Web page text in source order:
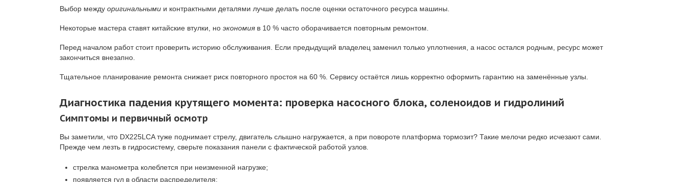
Выбор между оригинальными и контрактными деталями лучше делать после оценки остаточного ресурса машины.
Некоторые мастера ставят китайские втулки, но экономия в 10 % часто оборачивается повторным ремонтом.
Перед началом работ стоит проверить историю обслуживания. Если предыдущий владелец заменил только уплотнения, а насос остался родным, ресурс может
закончиться внезапно.
Тщательное планирование ремонта снижает риск повторного простоя на 60 %. Сервису остаётся лишь корректно оформить гарантию на заменённые узлы.
Диагностика падения крутящего момента: проверка насосного блока, соленоидов и гидролиний
Симптомы и первичный осмотр
Вы заметили, что DX225LCA туже поднимает стрелу, двигатель слышно нагружается, а при повороте платформа тормозит? Такие мелочи редко исчезают сами.
Прежде чем лезть в гидросистему, сверьте показания панели с фактической работой узлов.
стрелка манометра колеблется при неизменной нагрузке;
появляется гул в области распределителя;